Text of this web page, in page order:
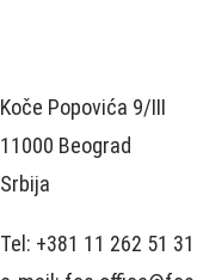
Koče Popovića 9/III
11000 Beograd
Srbija
Tel: +381 11 262 51 31